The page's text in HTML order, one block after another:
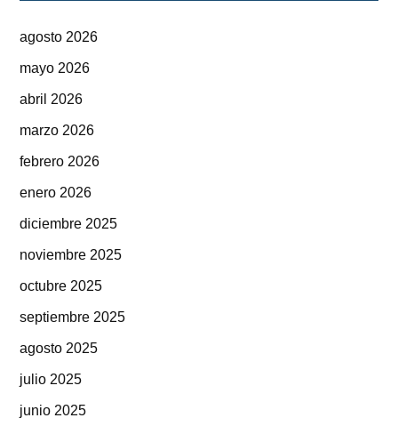
agosto 2026
mayo 2026
abril 2026
marzo 2026
febrero 2026
enero 2026
diciembre 2025
noviembre 2025
octubre 2025
septiembre 2025
agosto 2025
julio 2025
junio 2025